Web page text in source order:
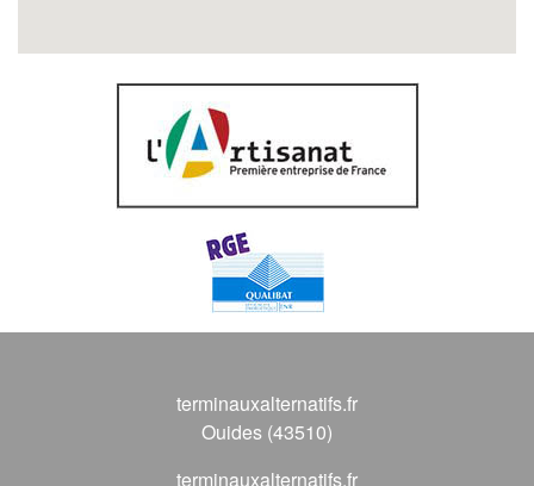
terminauxalternatifs.fr
Ouides (43510)
terminauxalternatifs.fr